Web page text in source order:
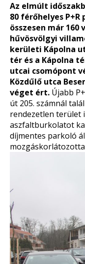
Az elmúlt
80 férőhelyes
összesen már
hűvösvölgyi
kerületi Kápolna
tér és a Kápolna
utcai csomópont
Közdűlő utca
véget ért. Újabb
út 205. számnál
rendezetlen terület
aszfaltburkolatot
díjmentes parkoló